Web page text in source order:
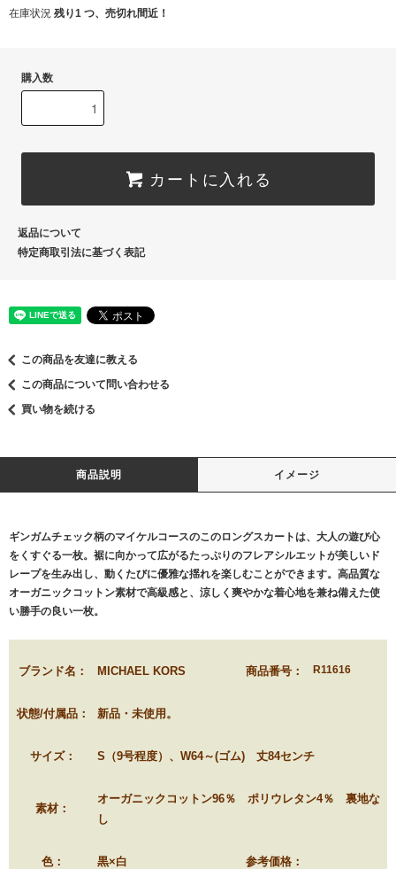
在庫状況 残り1 つ、売切れ間近！
購入数
カートに入れる
返品について
特定商取引法に基づく表記
この商品を友達に教える
この商品について問い合わせる
買い物を続ける
商品説明 イメージ
ギンガムチェック柄のマイケルコースのこのロングスカートは、大人の遊び心
をくすぐる一枚。裾に向かって広がるたっぷりのフレアシルエットが美しいド
レープを生み出し、動くたびに優雅な揺れを楽しむことができます。高品質な
オーガニックコットン素材で高級感と、涼しく爽やかな着心地を兼ね備えた使
い勝手の良い一枚。
ブランド名： MICHAEL KORS 商品番号： R11616
状態/付属品： 新品・未使用。
サイズ： S（9号程度）、W64～(ゴム) 丈84センチ
素材：
オーガニックコットン96％ ポリウレタン4％ 裏地な
し
色： 黒×白 参考価格：